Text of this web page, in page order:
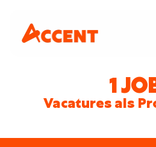
1
Vacatures als